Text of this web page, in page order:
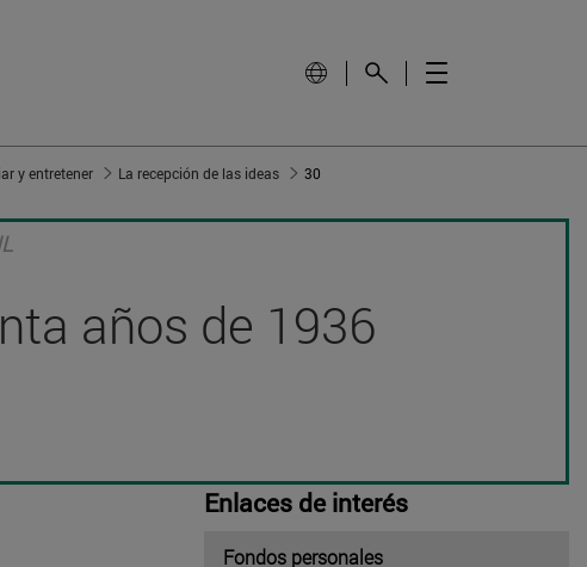
y entretener La recepción de las ideas 30
años de 1936
Enlaces de interés
Fondos personales